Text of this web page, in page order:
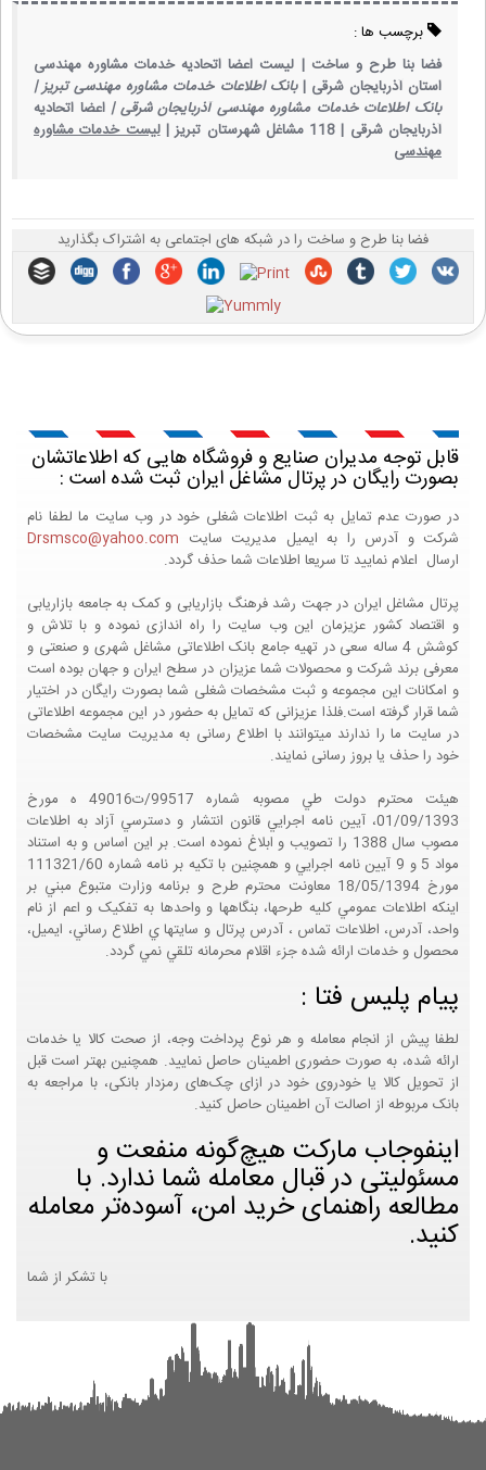
برچسب ها :
فضا بنا طرح و ساخت | لیست اعضا اتحادیه خدمات مشاوره مهندسی
استان آذربایجان شرقی | بانک اطلاعات خدمات مشاوره مهندسی تبریز |
بانک اطلاعات خدمات مشاوره مهندسی آذربایجان شرقی | اعضا اتحادیه
آذربایجان شرقی | 118 مشاغل شهرستان تبریز |
لیست خدمات مشاوره
مهندسی
فضا بنا طرح و ساخت را در شبکه های اجتماعی به اشتراک بگذارید
قابل توجه مدیران صنایع و فروشگاه هایی که اطلاعاتشان
بصورت رایگان در پرتال مشاغل ایران ثبت شده است :
در صورت عدم تمایل به ثبت اطلاعات شغلی خود در وب سایت ما لطفا نام
شرکت و آدرس را به ایمیل مدیریت سایت Drsmsco@yahoo.com
ارسال اعلام نمایید تا سریعا اطلاعات شما حذف گردد.
پرتال مشاغل ایران در جهت رشد فرهنگ بازاریابی و کمک به جامعه بازاریابی
و اقتصاد کشور عزیزمان این وب سایت را راه اندازی نموده و با تلاش و
کوشش 4 ساله سعی در تهیه جامع بانک اطلاعاتی مشاغل شهری و صنعتی و
معرفی برند شرکت و محصولات شما عزیزان در سطح ایران و جهان بوده است
و امکانات این مجموعه و ثبت مشخصات شغلی شما بصورت رایگان در اختیار
شما قرار گرفته است.فلذا عزیزانی که تمایل به حضور در این مجموعه اطلاعاتی
در سایت ما را ندارند میتوانند با اطلاع رسانی به مدیریت سایت مشخصات
خود را حذف یا بروز رسانی نمایند.
هيئت محترم دولت طي مصوبه شماره 99517/ت49016 ه مورخ
01/09/1393، آيين نامه اجرايي قانون انتشار و دسترسي آزاد به اطلاعات
مصوب سال 1388 را تصويب و ابلاغ نموده است. بر اين اساس و به استناد
مواد 5 و 9 آيين نامه اجرايي و همچنين با تکيه بر نامه شماره 111321/60
مورخ 18/05/1394 معاونت محترم طرح و برنامه وزارت متبوع مبني بر
اينکه اطلاعات عمومي کليه طرحها، بنگاهها و واحدها به تفکيک و اعم از نام
واحد، آدرس، اطلاعات تماس ، آدرس پرتال و سايتها ي اطلاع رساني، ايميل،
محصول و خدمات ارائه شده جزء اقلام محرمانه تلقي نمي گردد.
پیام پلیس فتا :
لطفا پیش از انجام معامله و هر نوع پرداخت وجه، از صحت کالا یا خدمات
ارائه شده، به صورت حضوری اطمینان حاصل نمایید. همچنین بهتر است قبل
از تحویل کالا یا خودروی خود در ازای چک‌های رمزدار بانکی، با مراجعه به
بانک مربوطه از اصالت آن اطمینان حاصل کنید.
اینفوجاب مارکت هیچ‌گونه منفعت و
مسئولیتی در قبال معامله شما ندارد. با
مطالعه راهنمای خرید امن، آسوده‌تر معامله
کنید.
با تشکر از شما